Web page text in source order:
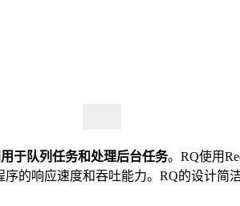
于队列任务和处理后台任务。RQ使用
的响应速度和吞吐能力。RQ的设计简